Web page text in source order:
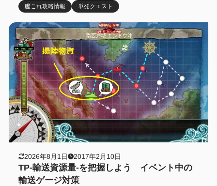
艦これ攻略情報 単発クエスト
2026年8月1日 2017年2月10日
TP-輸送資源量-を把握しよう イベント中の
輸送ゲージ対策